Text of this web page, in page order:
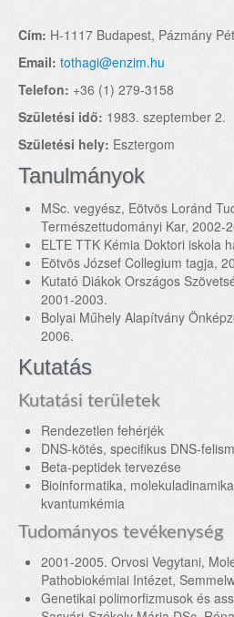
Cím: H-1117 Budapest, Pázmány
Email: tothagi@enzim.hu
Telefon: +36 (1) 279-3158
Születési idő: 1983. szeptember 2.
Születési hely: Esztergom
Tanulmányok
MSc. vegyész, Eötvös Loránd
Természettudományi Kar, 2002-
ELTE TTK Kémia Doktori iskola
Eötvös József Collegium tagja,
Kutató Diákok Országos
2001-2003.
Bolyai Műhely Alapítvány
2006.
Kutatás
Kutatási területek
Rendezetlen fehérjék
DNS-kötés, specifikus DNS-
Beta-peptidek tervezése
Bioinformatika,
kvantumkémia
Tudományos tevékenység
2001-2005. Orvosi Vegytani,
Pathobiokémiai Intézet,
Genetikai polimorfizmusok és